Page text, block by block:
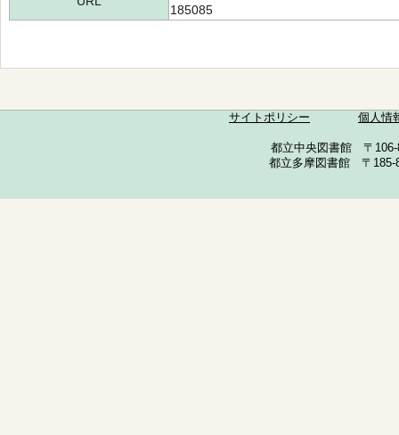
185085
サイトポリシー 個人情
都立中央図書館 〒
都立多摩図書館 〒185-